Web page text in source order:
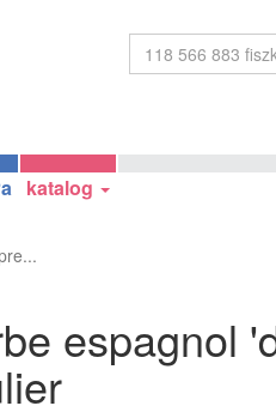
katalog
espagnol